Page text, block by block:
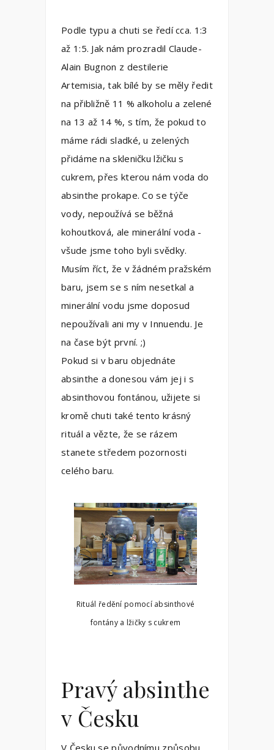
Podle typu a chuti se ředí cca. 1:3
až 1:5. Jak nám prozradil Claude-
Alain Bugnon z destilerie
Artemisia, tak bílé by se měly ředit
na přibližně 11 % alkoholu a zelené
na 13 až 14 %, s tím, že pokud to
máme rádi sladké, u zelených
přidáme na skleničku lžičku s
cukrem, přes kterou nám voda do
absinthe prokape. Co se týče
vody, nepoužívá se běžná
kohoutková, ale minerální voda -
všude jsme toho byli svědky.
Musím říct, že v žádném pražském
baru, jsem se s ním nesetkal a
minerální vodu jsme doposud
nepoužívali ani my v Innuendu. Je
na čase být první. ;)
Pokud si v baru objednáte
absinthe a donesou vám jej i s
absinthovou fontánou, užijete si
kromě chuti také tento krásný
rituál a vězte, že se rázem
stanete středem pozornosti
celého baru.
Rituál ředění pomocí absinthové
fontány a lžičky s cukrem
Pravý absinthe
v Česku